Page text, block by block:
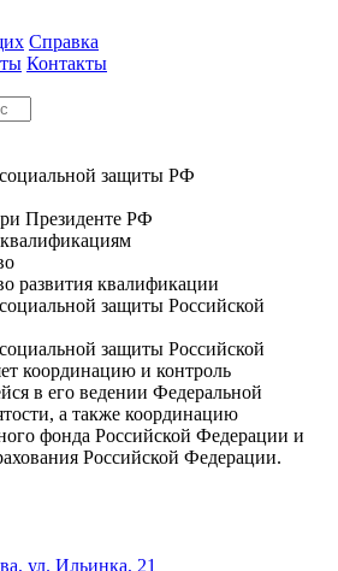
Справка
Контакты
защиты РФ
Президенте РФ
развития квалификации
защиты Российской
защиты Российской
координацию и контроль
в его ведении Федеральной
а также координацию
фонда Российской Федерации и
Российской Федерации.
ул. Ильинка, 21